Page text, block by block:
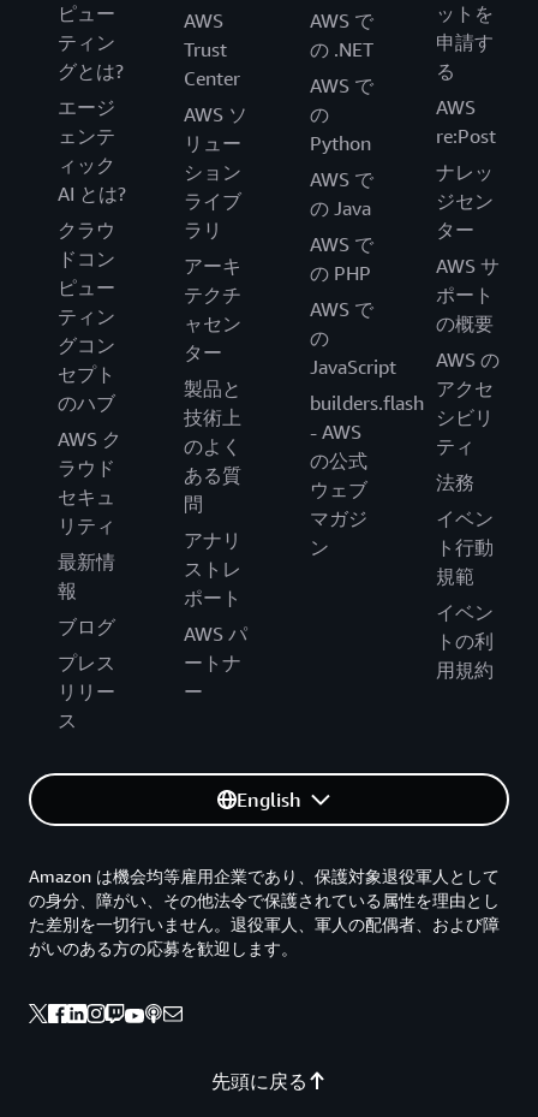
ピュー
ティン
グとは?
エージ
ェンテ
ィック
AI とは?
クラウ
ドコン
ピュー
ティン
グコン
セプト
のハブ
AWS ク
ラウド
セキュ
リティ
最新情
報
ブログ
プレス
リリー
ス
AWS
Trust
Center
AWS ソ
リュー
ション
ライブ
ラリ
アーキ
テクチ
ャセン
ター
製品と
技術上
のよく
ある質
問
アナリ
ストレ
ポート
AWS パ
ートナ
ー
AWS で
の .NET
AWS で
の
Python
AWS で
の Java
AWS で
の PHP
AWS で
の
JavaScript
builders.flash
- AWS
の公式
ウェブ
マガジ
ン
ットを
申請す
る
AWS
re:Post
ナレッ
ジセン
ター
AWS サ
ポート
の概要
AWS の
アクセ
シビリ
ティ
法務
イベン
ト行動
規範
イベン
トの利
用規約
English
先頭に戻る
Amazon は機会均等雇用企業であり、保護対象退役軍人として
の身分、障がい、その他法令で保護されている属性を理由とし
た差別を一切行いません。退役軍人、軍人の配偶者、および障
がいのある方の応募を歓迎します。